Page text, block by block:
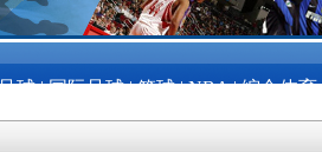
球|国际足球|篮球|NBA|综合体育